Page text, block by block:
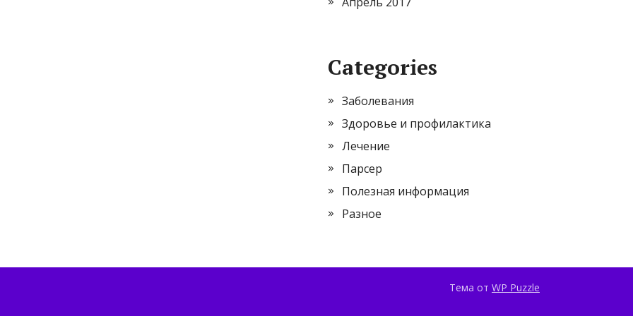
Categories
Заболевания
Здоровье и профилактика
Лечение
Парсер
Полезная информация
Разное
Тема от WP Puzzle